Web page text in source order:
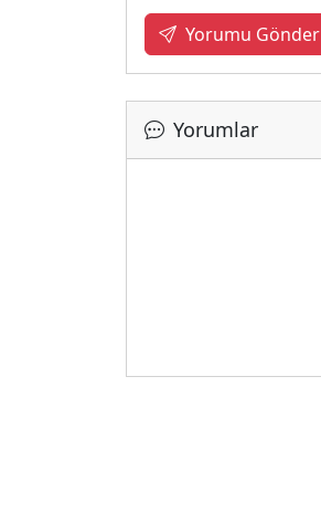
Yorumu Gönder
Yorumlar